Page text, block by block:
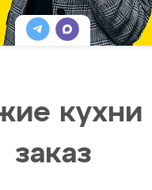
кухни
заказ